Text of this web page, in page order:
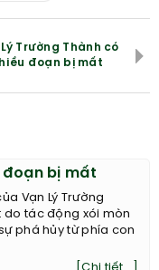
Trường Thành có
đoạn bị mất
đoạn bị mất
Vạn Lý Trường
do tác động xói mòn
phá hủy từ phía con